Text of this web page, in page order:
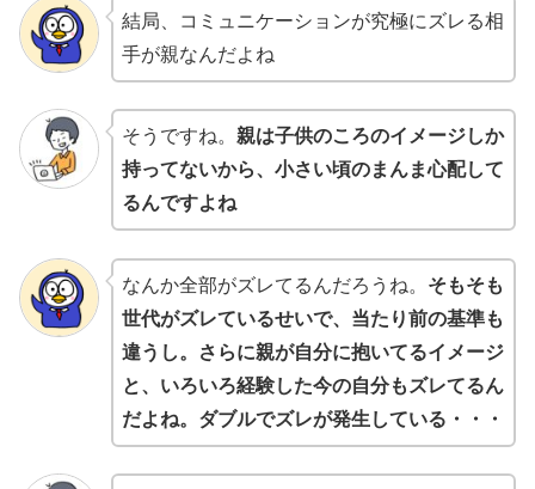
結局、コミュニケーションが究極にズレる相
手が親なんだよね
そうですね。 親は子供のころのイメージしか
持ってないから、小さい頃のまんま心配して
るんですよね
なんか全部がズレてるんだろうね。 そもそも
世代がズレているせいで、当たり前の基準も
違うし。さらに親が自分に抱いてるイメージ
と、いろいろ経験した今の自分もズレてるん
だよね。ダブルでズレが発生している・・・